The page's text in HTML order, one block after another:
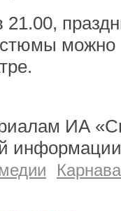
21.00,
можно
ИА